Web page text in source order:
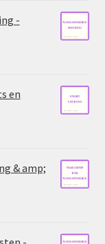
-
en
& amp;